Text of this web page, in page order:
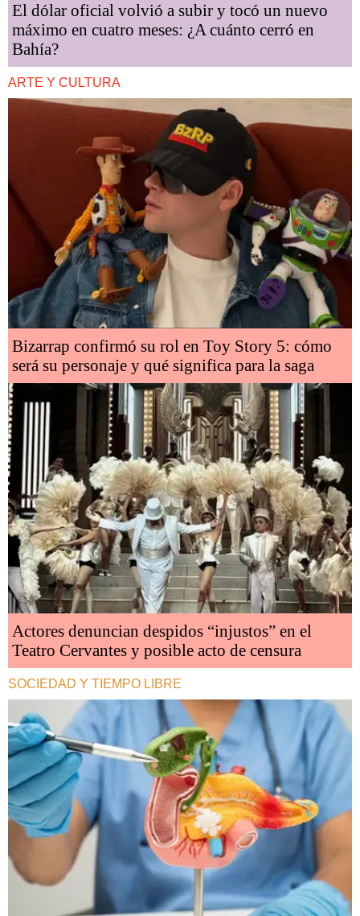
El dólar oficial volvió a subir y tocó un nuevo
máximo en cuatro meses: ¿A cuánto cerró en
Bahía?
ARTE Y CULTURA
Bizarrap confirmó su rol en Toy Story 5: cómo
será su personaje y qué significa para la saga
Actores denuncian despidos “injustos” en el
Teatro Cervantes y posible acto de censura
SOCIEDAD Y TIEMPO LIBRE